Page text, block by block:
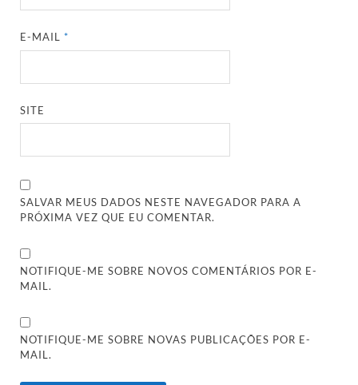
E-MAIL*
SITE
SALVAR MEUS DADOS NESTE NAVEGADOR PARA A
PRÓXIMA VEZ QUE EU COMENTAR.
NOTIFIQUE-ME SOBRE NOVOS COMENTÁRIOS POR E-
MAIL.
NOTIFIQUE-ME SOBRE NOVAS PUBLICAÇÕES POR E-
MAIL.